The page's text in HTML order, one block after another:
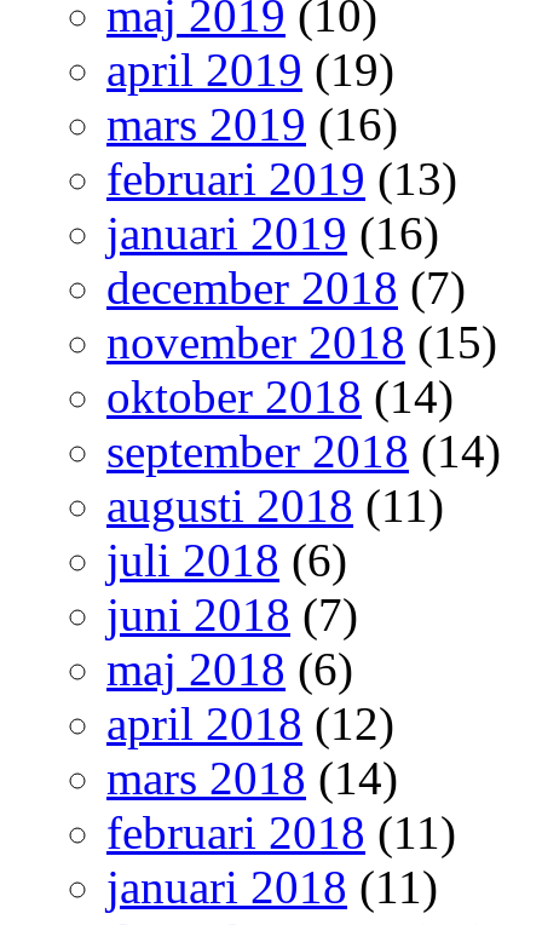
maj 2019 (10)
april 2019 (19)
mars 2019 (16)
februari 2019 (13)
januari 2019 (16)
december 2018 (7)
november 2018 (15)
oktober 2018 (14)
september 2018 (14)
augusti 2018 (11)
juli 2018 (6)
juni 2018 (7)
maj 2018 (6)
april 2018 (12)
mars 2018 (14)
februari 2018 (11)
januari 2018 (11)